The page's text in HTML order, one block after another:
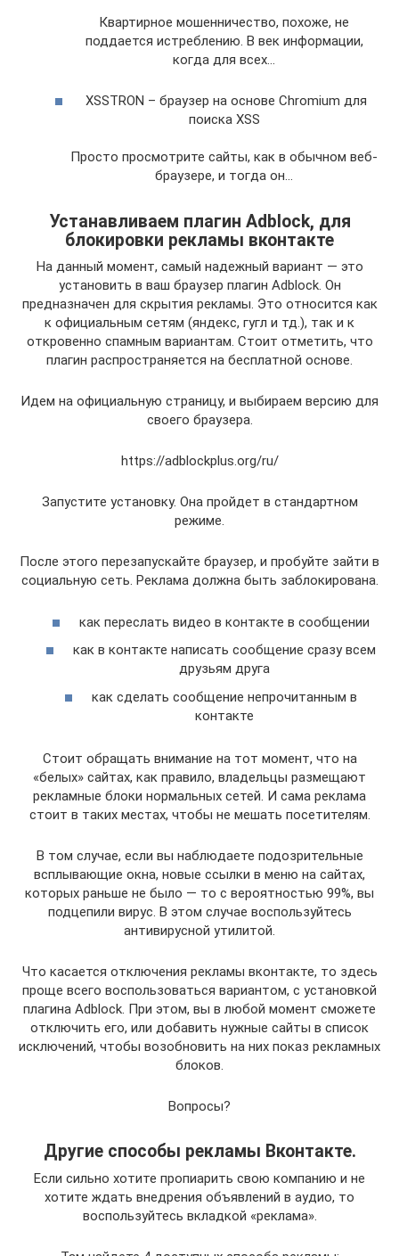
Квартирное мошенничество, похоже, не
поддается истреблению. В век информации,
когда для всех…
XSSTRON – браузер на основе Chromium для
поиска XSS
Просто просмотрите сайты, как в обычном веб-
браузере, и тогда он…
Устанавливаем плагин Adblock, для
блокировки рекламы вконтакте
На данный момент, самый надежный вариант — это
установить в ваш браузер плагин Adblock. Он
предназначен для скрытия рекламы. Это относится как
к официальным сетям (яндекс, гугл и тд.), так и к
откровенно спамным вариантам. Стоит отметить, что
плагин распространяется на бесплатной основе.
Идем на официальную страницу, и выбираем версию для
своего браузера.
https://adblockplus.org/ru/
Запустите установку. Она пройдет в стандартном
режиме.
После этого перезапускайте браузер, и пробуйте зайти в
социальную сеть. Реклама должна быть заблокирована.
как переслать видео в контакте в сообщении
как в контакте написать сообщение сразу всем
друзьям друга
как сделать сообщение непрочитанным в
контакте
Стоит обращать внимание на тот момент, что на
«белых» сайтах, как правило, владельцы размещают
рекламные блоки нормальных сетей. И сама реклама
стоит в таких местах, чтобы не мешать посетителям.
В том случае, если вы наблюдаете подозрительные
всплывающие окна, новые ссылки в меню на сайтах,
которых раньше не было — то с вероятностью 99%, вы
подцепили вирус. В этом случае воспользуйтесь
антивирусной утилитой.
Что касается отключения рекламы вконтакте, то здесь
проще всего воспользоваться вариантом, с установкой
плагина Adblock. При этом, вы в любой момент сможете
отключить его, или добавить нужные сайты в список
исключений, чтобы возобновить на них показ рекламных
блоков.
Вопросы?
Другие способы рекламы Вконтакте.
Если сильно хотите пропиарить свою компанию и не
хотите ждать внедрения объявлений в аудио, то
воспользуйтесь вкладкой «реклама».